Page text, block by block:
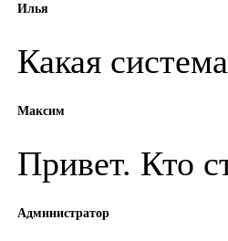
Илья
Какая
Максим
Привет. Кто
Администратор